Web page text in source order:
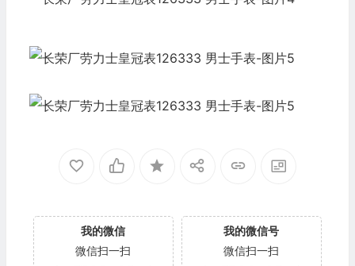
我的微信
微信扫一扫
我的微信号
微信扫一扫